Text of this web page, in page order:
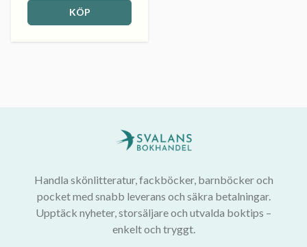
KÖP
Handla skönlitteratur, fackböcker, barnböcker och
pocket med snabb leverans och säkra betalningar.
Upptäck nyheter, storsäljare och utvalda boktips –
enkelt och tryggt.